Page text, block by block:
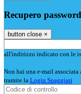
Recupero password
button close ×
all'indirizzo indicato con le
Non hai una e-mail
tramite la Login Spaggiari